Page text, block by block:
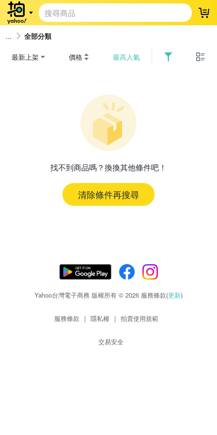
登
全部分類
最新上架 價格 最高人氣
找不到商品嗎？換換其他條件吧！
清除條件再搜尋
Yahoo台灣電子商務 版權所有 © 2026 服務條款(更新)
服務條款 | 隱私權 | 拍賣使用規範
交易安全